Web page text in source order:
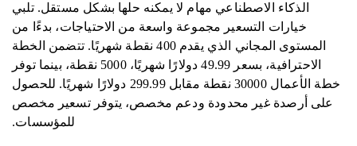
الذكاء الاصطناعي مهام لا يمكنه حلها بشكل مستقل. تلبي
خيارات التسعير مجموعة واسعة من الاحتياجات، بدءًا من
المستوى المجاني الذي يقدم 400 نقطة شهريًا. تتضمن الخطة
الاحترافية، بسعر 49.99 دولارًا شهريًا، 5000 نقطة، بينما توفر
خطة الأعمال 30000 نقطة مقابل 299.99 دولارًا شهريًا. للحصول
على أرصدة غير محدودة ودعم مخصص، يتوفر تسعير مخصص
للمؤسسات.